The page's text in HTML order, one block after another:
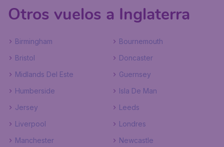
Otros vuelos a Inglaterra
Birmingham
Bournemouth
Bristol
Doncaster
Midlands Del Este
Guernsey
Humberside
Isla De Man
Jersey
Leeds
Liverpool
Londres
Manchester
Newcastle